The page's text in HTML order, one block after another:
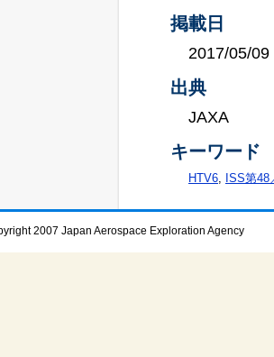
掲載日
2017/05/09
出典
JAXA
キーワード
HTV6, ISS第
2007 Japan Aerospace Exploration Agency